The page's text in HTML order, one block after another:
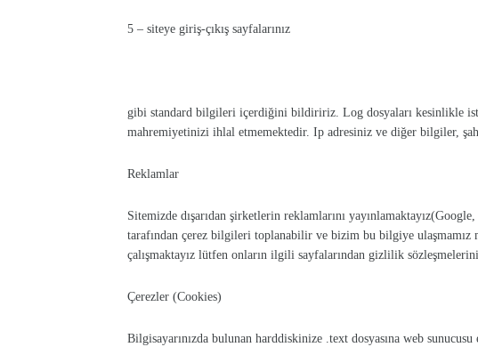
5 – siteye giriş-çıkış sayfalarınız
gibi standard bilgileri içerdiğini bildiririz. Log dosyaları kesinlikle
mahremiyetinizi ihlal etmemektedir. Ip adresiniz ve diğer bilgiler,
Reklamlar
Sitemizde dışarıdan şirketlerin reklamlarını
tarafından çerez bilgileri toplanabilir ve bizim bu bilgiye
çalışmaktayız lütfen onların ilgili sayfalarından gizlilik
Çerezler (Cookies)
Bilgisayarınızda bulunan harddiskinize .text dosyasına web